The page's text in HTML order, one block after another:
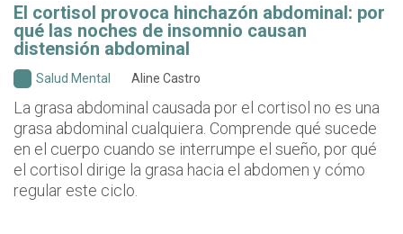
El cortisol provoca hinchazón abdominal: por
qué las noches de insomnio causan
distensión abdominal
Salud Mental Aline Castro
La grasa abdominal causada por el cortisol no es una
grasa abdominal cualquiera. Comprende qué sucede
en el cuerpo cuando se interrumpe el sueño, por qué
el cortisol dirige la grasa hacia el abdomen y cómo
regular este ciclo.